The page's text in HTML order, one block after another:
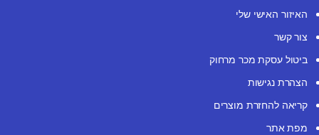
האיזור האישי שלי
צור קשר
ביטול עסקת מכר מרחוק
הצהרת נגישות
קריאה להחזרת מוצרים
מפת אתר